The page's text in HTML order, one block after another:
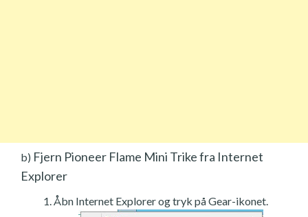
b) Fjern Pioneer Flame Mini Trike fra Internet
Explorer
Åbn Internet Explorer og tryk på Gear-ikonet.